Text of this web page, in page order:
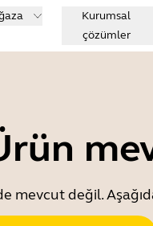
Kurumsal
çözümler
mevcut değil.